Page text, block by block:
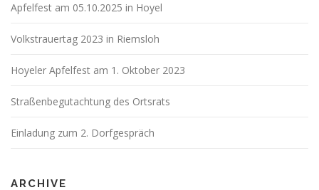
Apfelfest am 05.10.2025 in Hoyel
Volkstrauertag 2023 in Riemsloh
Hoyeler Apfelfest am 1. Oktober 2023
Straßenbegutachtung des Ortsrats
Einladung zum 2. Dorfgespräch
ARCHIVE